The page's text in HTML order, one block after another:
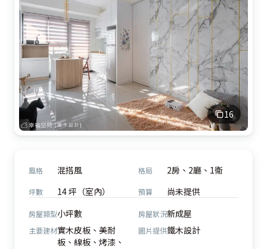
16
風格 混搭風 格局 2房、2廳、1衛
坪數 14 坪（室內） 預算 尚未提供
房屋類型小坪數 房屋狀況新成屋
主要建材實木皮板、美耐
板、線板、烤漆、
圖片提供鐵木設計